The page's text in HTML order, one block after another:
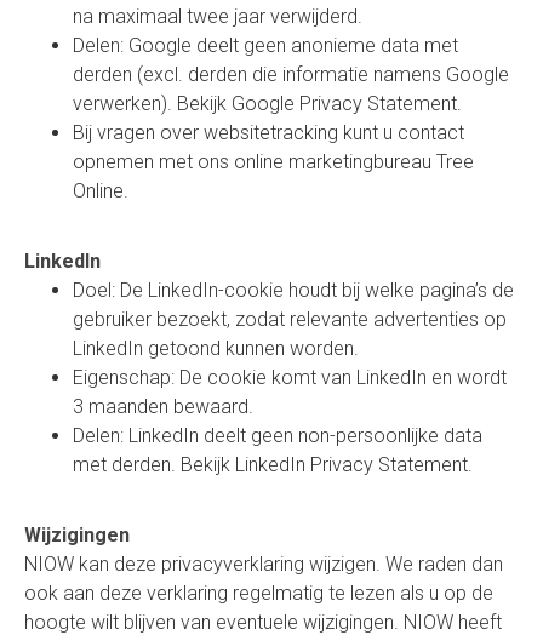
na maximaal twee jaar verwijderd.
Delen: Google deelt geen anonieme data met
derden (excl. derden die informatie namens Google
verwerken). Bekijk Google Privacy Statement.
Bij vragen over websitetracking kunt u contact
opnemen met ons online marketingbureau Tree
Online.
LinkedIn
Doel: De LinkedIn-cookie houdt bij welke pagina’s de
gebruiker bezoekt, zodat relevante advertenties op
LinkedIn getoond kunnen worden.
Eigenschap: De cookie komt van LinkedIn en wordt
3 maanden bewaard.
Delen: LinkedIn deelt geen non-persoonlijke data
met derden. Bekijk LinkedIn Privacy Statement.
Wijzigingen
NIOW kan deze privacyverklaring wijzigen. We raden dan
ook aan deze verklaring regelmatig te lezen als u op de
hoogte wilt blijven van eventuele wijzigingen. NIOW heeft